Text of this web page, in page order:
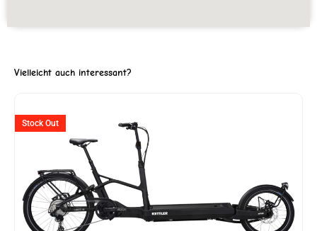
Vielleicht auch interessant?
Stock Out
CHF 9'299CHF